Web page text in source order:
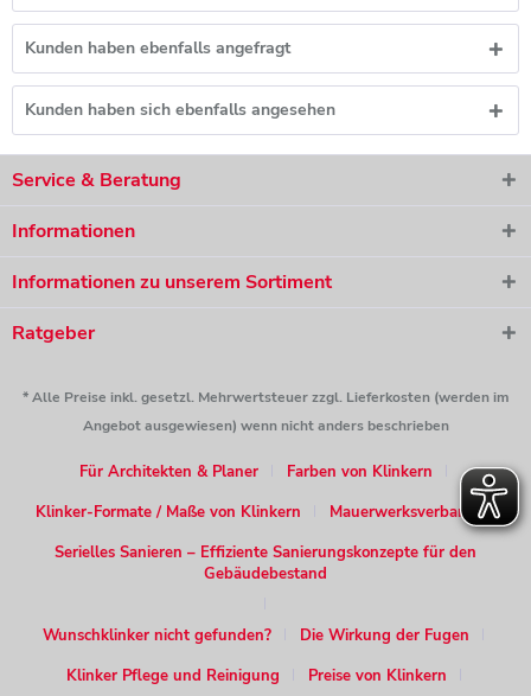
Kunden haben ebenfalls angefragt
Kunden haben sich ebenfalls angesehen
Service & Beratung
Informationen
Informationen zu unserem Sortiment
Ratgeber
* Alle Preise inkl. gesetzl. Mehrwertsteuer zzgl. Lieferkosten (werden im
Angebot ausgewiesen) wenn nicht anders beschrieben
Für Architekten & Planer
Farben von Klinkern
Klinker-Formate / Maße von Klinkern
Mauerwerksverband
Serielles Sanieren – Effiziente Sanierungskonzepte für den
Gebäudebestand
Wunschklinker nicht gefunden?
Die Wirkung der Fugen
Klinker Pflege und Reinigung
Preise von Klinkern